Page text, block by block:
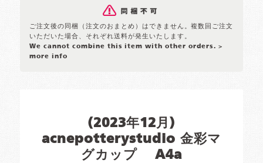
ご注文後の同梱（注文のおまとめ）はできません。複数回ご注文
いただいた場合、それぞれ送料が発生いたします。
We cannot combine this item with other orders. >
more info
(2023年12月)
acnepotterystudio 金彩マ
グカップ A4a